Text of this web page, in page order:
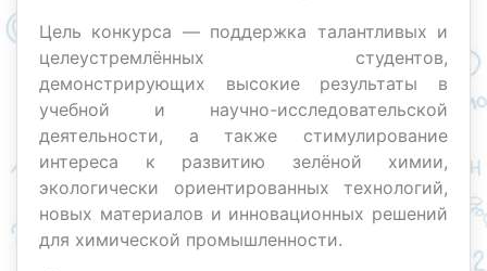
Цель конкурса — поддержка талантливых и
целеустремлённых студентов,
демонстрирующих высокие результаты в
учебной и научно-исследовательской
деятельности, а также стимулирование
интереса к развитию зелёной химии,
экологически ориентированных технологий,
новых материалов и инновационных решений
для химической промышленности.